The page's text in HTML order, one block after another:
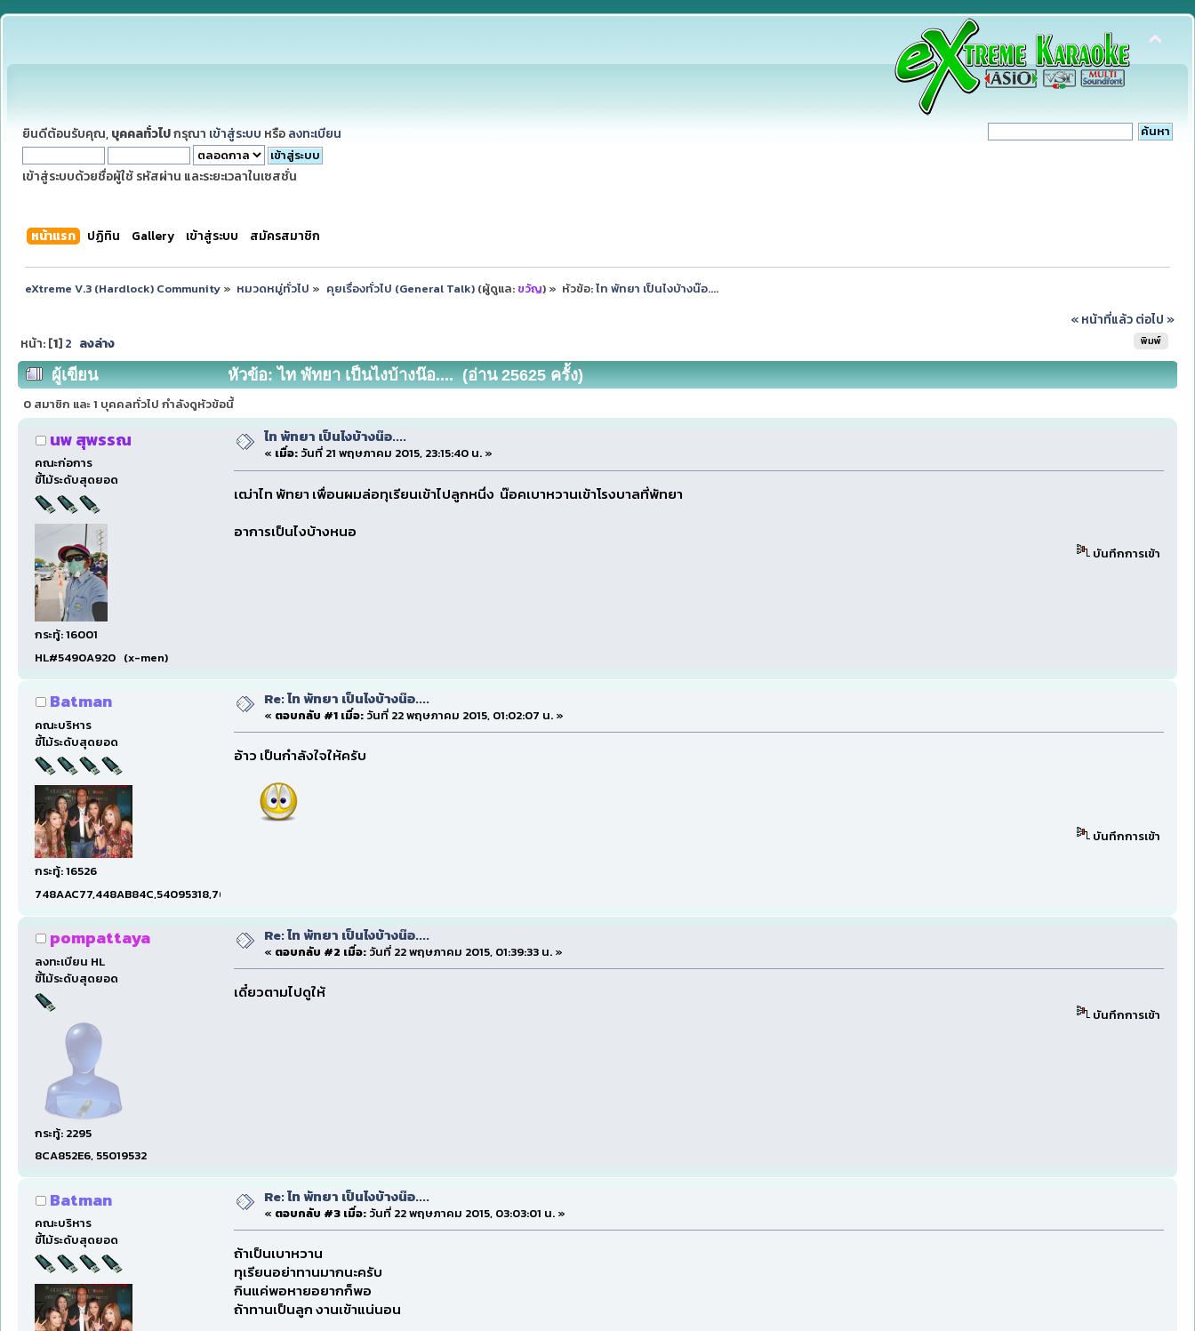
ยินดีต้อนรับคุณ, บุคคลทั่วไปกรุณา เข้าสู่ระบบ หรือ ลงทะเบียน
เข้าสู่ระบบด้วยชื่อผู้ใช้ รหัสผ่าน และระยะเวลาในเซสชั่น
หน้าแรก ปฏิทิน Gallery เข้าสู่ระบบ สมัครสมาชิก
eXtreme V.3 (Hardlock) Community» หมวดหมู่ทั่วไป » คุยเรื่องทั่วไป (General Talk)(ผู้ดูแล: ขวัญ) » หัวข้อ:ไท พัทยา เป็นไงบ้างน๊อ....
« หน้าที่แล้ว ต่อไป »
พิมพ์
หน้า: [1] 2 ลงล่าง
ผู้เขียน หัวข้อ: ไท พัทยา เป็นไงบ้างน๊อ.... (อ่าน 25625 ครั้ง)
0 สมาชิก และ 1 บุคคลทั่วไป กำลังดูหัวข้อนี้
นพ สุพรรณ
คณะก่อการ
ขี้โม้ระดับสุดยอด
กระทู้: 16001
HL#5490A920 (x-men)
ไท พัทยา เป็นไงบ้างน๊อ....
« เมื่อ:วันที่ 21 พฤษภาคม 2015, 23:15:40 น. »
เฒ่าไท พัทยา เพื่อนผมล่อทุเรียนเข้าไปลูกหนึ่ง น๊อคเบาหวานเข้าโรงบาลที่พัทยา
อาการเป็นไงบ้างหนอ
บันทึกการเข้า
Batman
คณะบริหาร
ขี้โม้ระดับสุดยอด
กระทู้: 16526
748AAC77,448AB84C,54095318,7660DAE5,97606B15,47C5E
Re: ไท พัทยา เป็นไงบ้างน๊อ....
« ตอบกลับ #1 เมื่อ:วันที่ 22 พฤษภาคม 2015, 01:02:07 น. »
อ้าว เป็นกำลังใจให้ครับ
บันทึกการเข้า
pompattaya
ลงทะเบียน HL
ขี้โม้ระดับสุดยอด
กระทู้: 2295
8CA852E6, 55019532
Re: ไท พัทยา เป็นไงบ้างน๊อ....
« ตอบกลับ #2 เมื่อ:วันที่ 22 พฤษภาคม 2015, 01:39:33 น. »
เดี๋ยวตามไปดูให้
บันทึกการเข้า
Batman
คณะบริหาร
ขี้โม้ระดับสุดยอด
Re: ไท พัทยา เป็นไงบ้างน๊อ....
« ตอบกลับ #3 เมื่อ:วันที่ 22 พฤษภาคม 2015, 03:03:01 น. »
ถ้าเป็นเบาหวาน
ทุเรียนอย่าทานมากนะครับ
กินแค่พอหายอยากก็พอ
ถ้าทานเป็นลูก งานเข้าแน่นอน